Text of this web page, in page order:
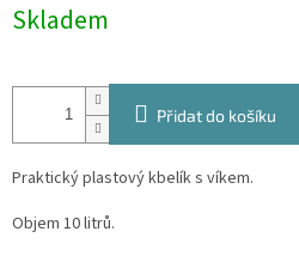
cena:
Skladem
Přidat do košíku
Praktický plastový kbelík s víkem.
Objem 10 litrů.